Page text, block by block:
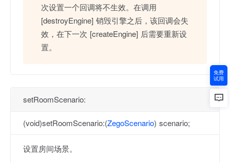
次设置一个回调将不生效。在调用
[destroyEngine] 销毁引擎之后，该回调会失
效，在下一次 [createEngine] 后需要重新设
置。
setRoomScenario:
(void)setRoomScenario:(ZegoScenario) scenario;
设置房间场景。
免费
试用